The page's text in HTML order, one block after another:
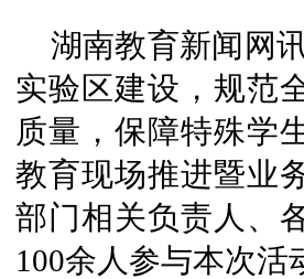
湖南教育新闻网
实验区建设，规范
质量，保障特殊学
教育现场推进暨业
部门相关负责人、
100余人参与本次活